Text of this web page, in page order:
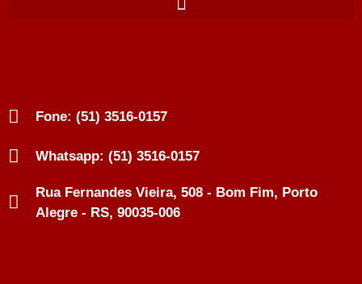
Fone: (51) 3516-0157
Whatsapp: (51) 3516-0157
Rua Fernandes Vieira, 508 - Bom Fim, Porto
Alegre - RS, 90035-006